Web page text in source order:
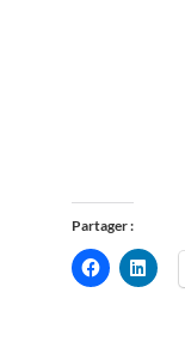
Partager :